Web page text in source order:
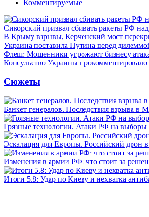
Комментируемые
Сикорский призвал сбивать ракеты РФ
В Крыму взрывы, Керченский мост
Украина поставила Путина перед
Флеш: Мошенники угрожают бизнесу
Консульство Украины прокомментировало
Сюжеты
Банкет генералов. Последствия взрыва в
Грязные технологии. Атаки РФ на
Эскалация для Европы. Российский дрон
Изменения в армии РФ: что стоит за
Итоги 5.8: Удар по Киеву и нехватка